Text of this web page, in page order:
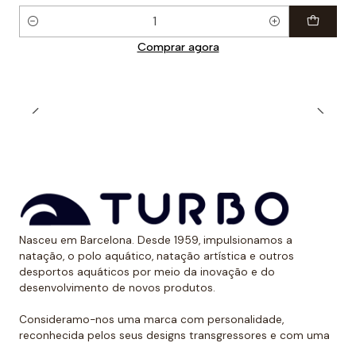
Quantidade
Comprar agora
Nasceu em Barcelona. Desde 1959, impulsionamos a
natação, o polo aquático, natação artística e outros
desportos aquáticos por meio da inovação e do
desenvolvimento de novos produtos.
Consideramo-nos uma marca com personalidade,
reconhecida pelos seus designs transgressores e com uma